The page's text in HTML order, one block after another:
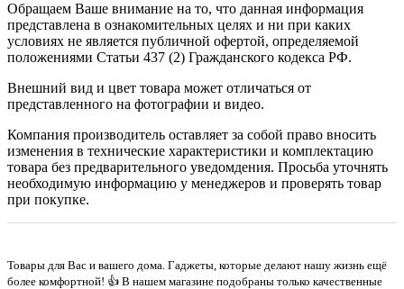
Обращаем Ваше внимание на то, что данная информация
представлена в ознакомительных целях и ни при каких
условиях не является публичной офертой, определяемой
положениями Статьи 437 (2) Гражданского кодекса РФ.
Внешний вид и цвет товара может отличаться от
представленного на фотографии и видео.
Компания производитель оставляет за собой право вносить
изменения в технические характеристики и комплектацию
товара без предварительного уведомдения. Просьба уточнять
необходимую информацию у менеджеров и проверять товар
при покупке.
Товары для Вас и вашего дома. Гаджеты, которые делают нашу жизнь ещё
более комфортной! 👍 В нашем магазине подобраны только качественные